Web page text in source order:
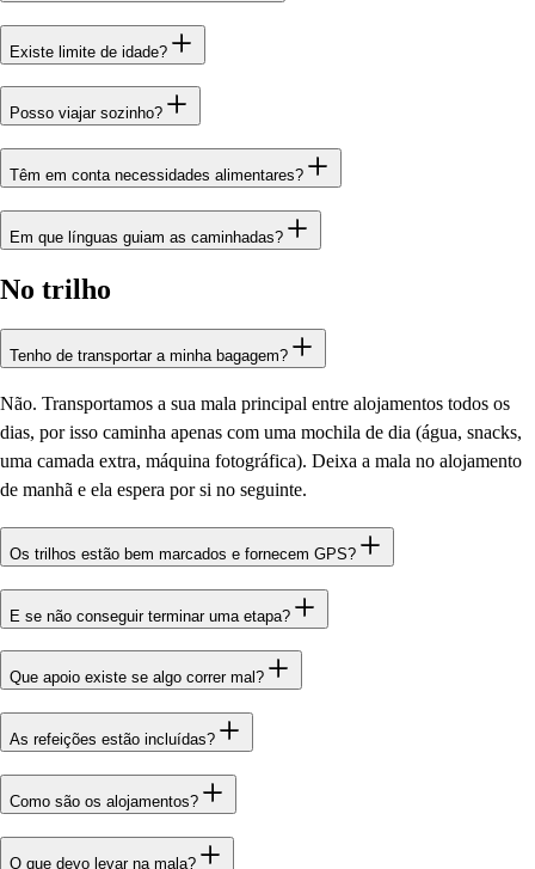
Existe limite de idade?
Posso viajar sozinho?
Têm em conta necessidades alimentares?
Em que línguas guiam as caminhadas?
No trilho
Tenho de transportar a minha bagagem?
Não. Transportamos a sua mala principal entre alojamentos todos os
dias, por isso caminha apenas com uma mochila de dia (água, snacks,
uma camada extra, máquina fotográfica). Deixa a mala no alojamento
de manhã e ela espera por si no seguinte.
Os trilhos estão bem marcados e fornecem GPS?
E se não conseguir terminar uma etapa?
Que apoio existe se algo correr mal?
As refeições estão incluídas?
Como são os alojamentos?
O que devo levar na mala?